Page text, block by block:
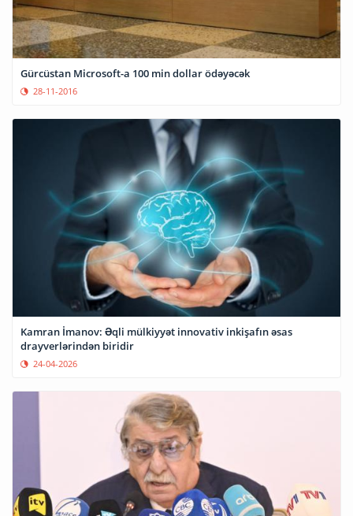
Gürcüstan Microsoft-a 100 min dollar ödəyəcək
28-11-2016
Kamran İmanov: Əqli mülkiyyət innovativ inkişafın əsas
drayverlərindən biridir
24-04-2026